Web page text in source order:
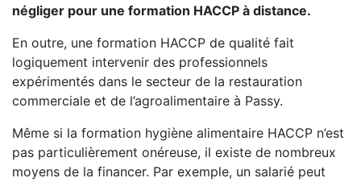
négliger pour une formation HACCP à distance.
En outre, une formation HACCP de qualité fait
logiquement intervenir des professionnels
expérimentés dans le secteur de la restauration
commerciale et de l’agroalimentaire à Passy.
Même si la formation hygiène alimentaire HACCP n’est
pas particulièrement onéreuse, il existe de nombreux
moyens de la financer. Par exemple, un salarié peut